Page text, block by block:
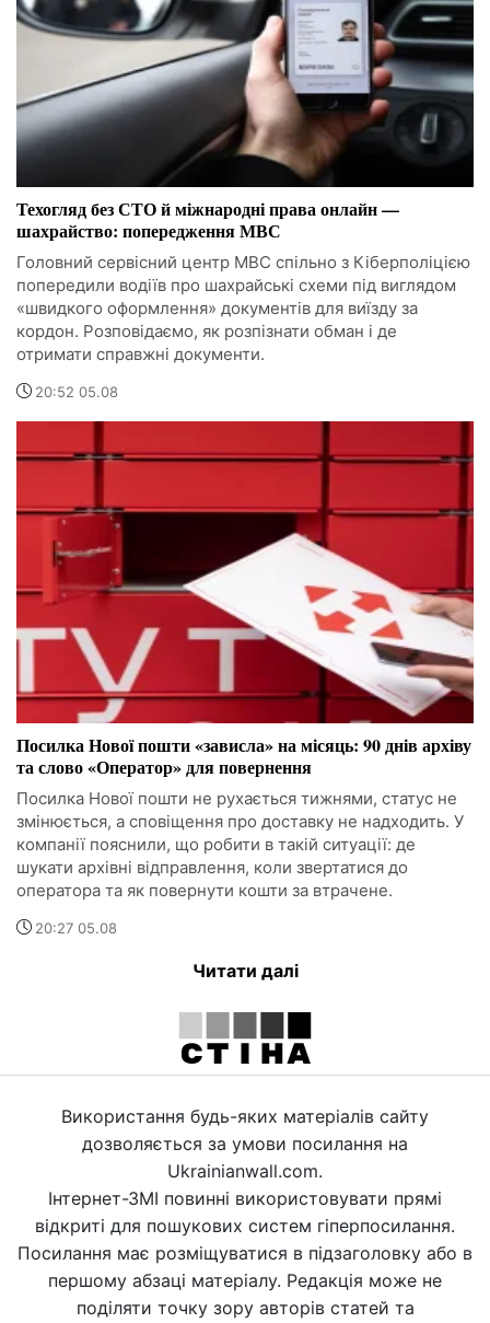
Техогляд без СТО й міжнародні права онлайн —
шахрайство: попередження МВС
Головний сервісний центр МВС спільно з Кіберполіцією
попередили водіїв про шахрайські схеми під виглядом
«швидкого оформлення» документів для виїзду за
кордон. Розповідаємо, як розпізнати обман і де
отримати справжні документи.
20:52 05.08
Посилка Нової пошти «зависла» на місяць: 90 днів архіву
та слово «Оператор» для повернення
Посилка Нової пошти не рухається тижнями, статус не
змінюється, а сповіщення про доставку не надходить. У
компанії пояснили, що робити в такій ситуації: де
шукати архівні відправлення, коли звертатися до
оператора та як повернути кошти за втрачене.
20:27 05.08
Читати далі
Використання будь-яких матеріалів сайту
дозволяється за умови посилання на
Ukrainianwall.com.
Інтернет-ЗМІ повинні використовувати прямі
відкриті для пошукових систем гіперпосилання.
Посилання має розміщуватися в підзаголовку або в
першому абзаці матеріалу. Редакція може не
поділяти точку зору авторів статей та